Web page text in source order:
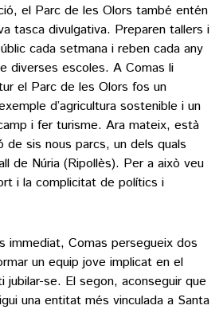
el Parc de les Olors també entén
tasca divulgativa. Preparen tallers i
cada setmana i reben cada any
diverses escoles. A Comas li
el Parc de les Olors fos un
d’agricultura sostenible i un
i fer turisme. Ara mateix, està
de sis nous parcs, un dels quals
de Núria (Ripollès). Per a això veu
i la complicitat de polítics i
immediat, Comas persegueix dos
un equip jove implicat en el
se. El segon, aconseguir que
una entitat més vinculada a Santa